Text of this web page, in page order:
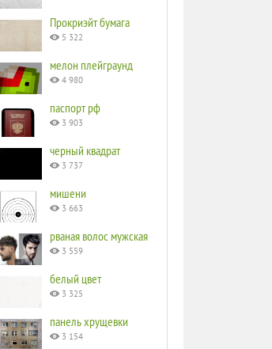
Прокриэйт бумага
5 322
мелон плейграунд
4 980
паспорт рф
3 903
черный квадрат
3 737
мишени
3 663
рваная волос мужская
3 559
белый цвет
3 325
панель хрущевки
3 154